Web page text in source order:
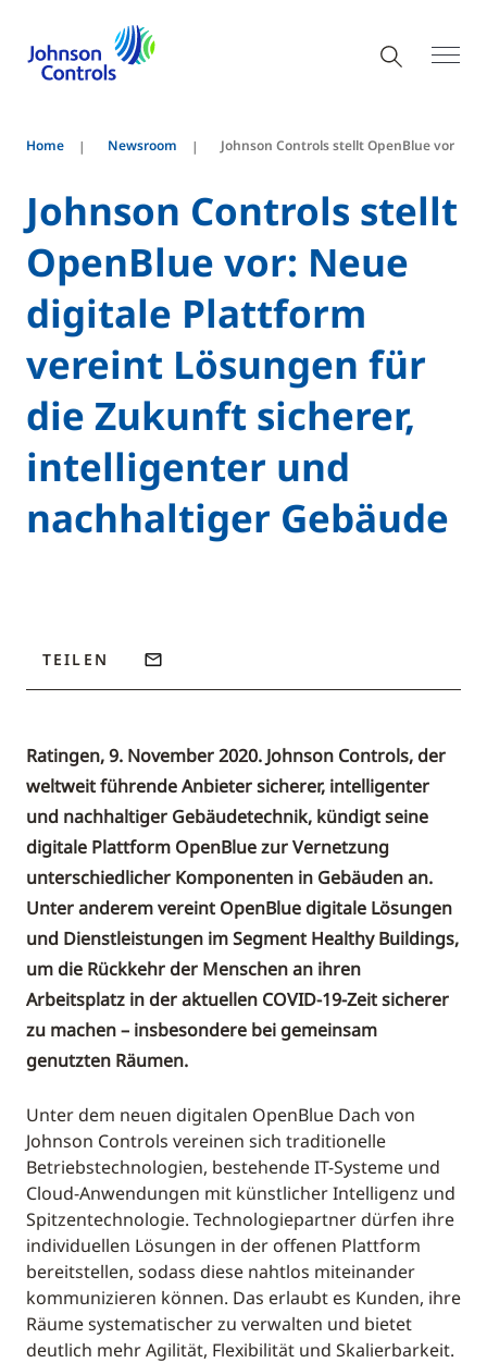
Home Newsroom Johnson Controls stellt OpenBlue vor
Johnson Controls stellt
OpenBlue vor: Neue
digitale Plattform
vereint Lösungen für
die Zukunft sicherer,
intelligenter und
nachhaltiger Gebäude
TEILEN
Ratingen, 9. November 2020. Johnson Controls, der
weltweit führende Anbieter sicherer, intelligenter
und nachhaltiger Gebäudetechnik, kündigt seine
digitale Plattform OpenBlue zur Vernetzung
unterschiedlicher Komponenten in Gebäuden an.
Unter anderem vereint OpenBlue digitale Lösungen
und Dienstleistungen im Segment Healthy Buildings,
um die Rückkehr der Menschen an ihren
Arbeitsplatz in der aktuellen COVID-19-Zeit sicherer
zu machen – insbesondere bei gemeinsam
genutzten Räumen.
Unter dem neuen digitalen OpenBlue Dach von
Johnson Controls vereinen sich traditionelle
Betriebstechnologien, bestehende IT-Systeme und
Cloud-Anwendungen mit künstlicher Intelligenz und
Spitzentechnologie. Technologiepartner dürfen ihre
individuellen Lösungen in der offenen Plattform
bereitstellen, sodass diese nahtlos miteinander
kommunizieren können. Das erlaubt es Kunden, ihre
Räume systematischer zu verwalten und bietet
deutlich mehr Agilität, Flexibilität und Skalierbarkeit.